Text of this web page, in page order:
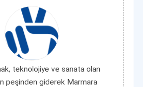
teknolojiye ve sanata olan
peşinden giderek Marmara